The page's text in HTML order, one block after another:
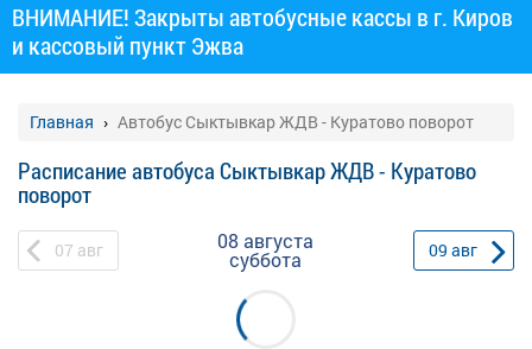
ВНИМАНИЕ! Закрыты автобусные кассы в г. Киров
и кассовый пункт Эжва
Главная Автобус Сыктывкар ЖДВ - Куратово поворот
Расписание автобуса Сыктывкар ЖДВ - Куратово
поворот
07 авг 08 августа
суббота 09 авг